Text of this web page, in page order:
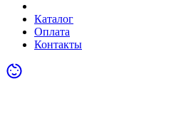
Каталог
Оплата
Контакты